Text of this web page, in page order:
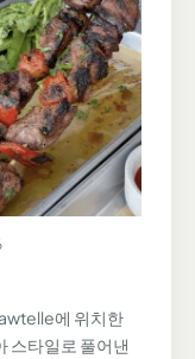
에 위치한
스타일로 풀어낸